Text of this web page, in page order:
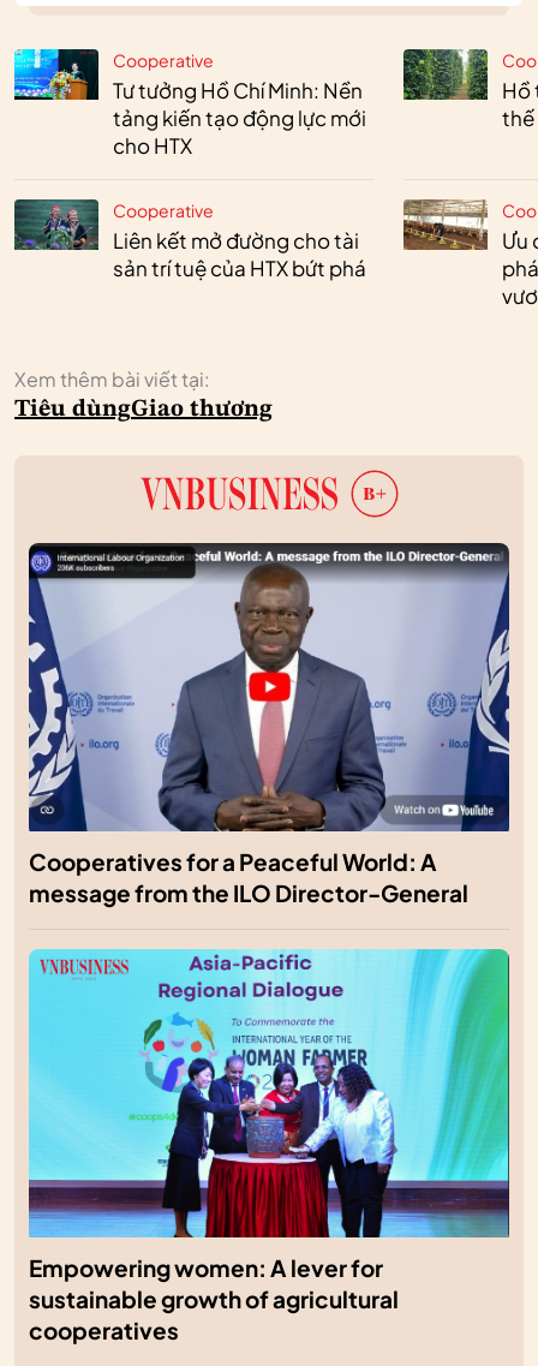
Cooperative
Tư tưởng Hồ Chí Minh: Nền
tảng kiến tạo động lực mới
cho HTX
Cooperative
Liên kết mở đường cho tài
sản trí tuệ của HTX bứt phá
Hồ
thế
Ưu
Xem thêm bài viết tại:
Tiêu dùngGiao thương
Cooperatives for a Peaceful World: A
message from the ILO Director-General
Empowering women: A lever for
sustainable growth of agricultural
cooperatives